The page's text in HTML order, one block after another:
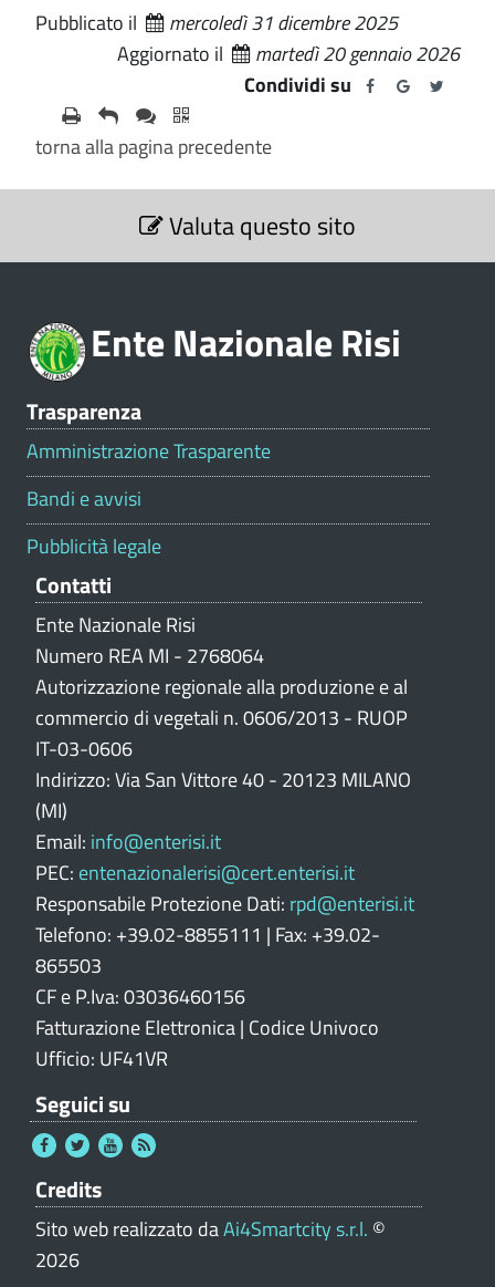
Pubblicato il
mercoledì 31 dicembre 2025
Aggiornato il
martedì 20 gennaio 2026
Condividi su
torna alla pagina precedente
S
z
Valuta questo sito
Ente Nazionale Risi
Trasparenza
Amministrazione Trasparente
Bandi e avvisi
Pubblicità legale
Contatti
Ente Nazionale Risi
Numero REA MI - 2768064
Autorizzazione regionale alla produzione e al
commercio di vegetali n. 0606/2013 - RUOP
IT-03-0606
Indirizzo: Via San Vittore 40 - 20123 MILANO
(MI)
Email: info@enterisi.it
PEC: entenazionalerisi@cert.enterisi.it
Responsabile Protezione Dati: rpd@enterisi.it
Telefono: +39.02-8855111 | Fax: +39.02-
865503
CF e P.Iva: 03036460156
Fatturazione Elettronica | Codice Univoco
Ufficio: UF41VR
Seguici su
Credits
Sito web realizzato daAi4Smartcity s.r.l. ©
2026